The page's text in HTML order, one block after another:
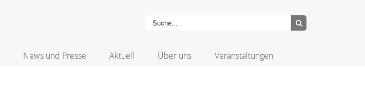
News und Presse Aktuell Über uns Veranstaltungen